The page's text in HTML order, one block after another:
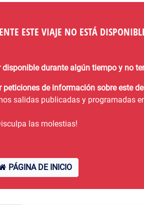
ESTE VIAJE NO ESTÁ
disponible durante algún tiempo y no
de información sobre este
salidas publicadas y programadas
las molestias!
PÁGINA DE INICIO